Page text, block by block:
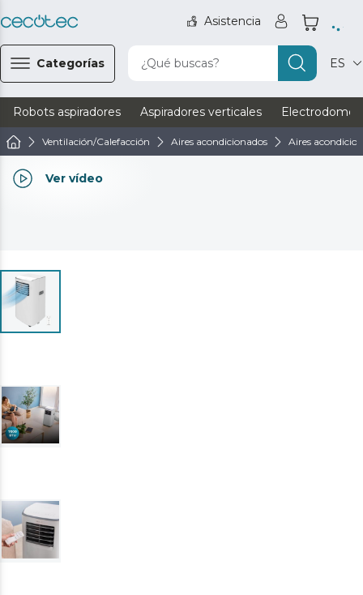
Asistencia
Categorías ¿Qué buscas? ES
Robots aspiradores Aspiradores verticales
Ventilación/Calefacción Aires acondicionados Aires
Ver vídeo